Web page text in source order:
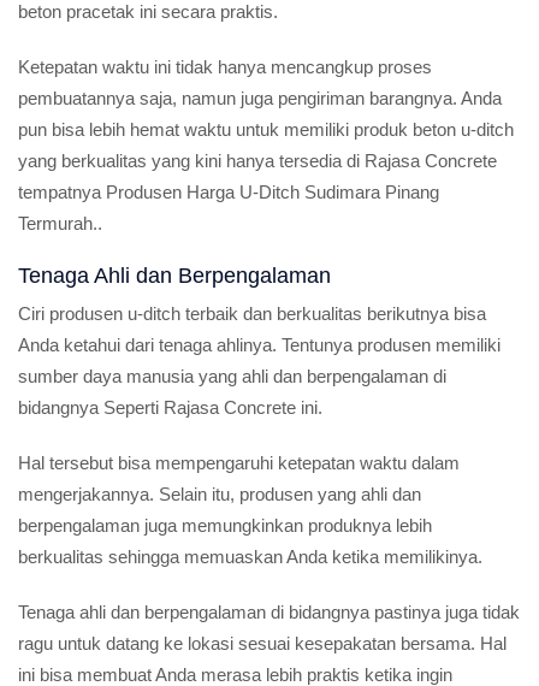
beton pracetak ini secara praktis.
Ketepatan waktu ini tidak hanya mencangkup proses
pembuatannya saja, namun juga pengiriman barangnya. Anda
pun bisa lebih hemat waktu untuk memiliki produk beton u-ditch
yang berkualitas yang kini hanya tersedia di Rajasa Concrete
tempatnya Produsen Harga U-Ditch Sudimara Pinang
Termurah..
Tenaga Ahli dan Berpengalaman
Ciri produsen u-ditch terbaik dan berkualitas berikutnya bisa
Anda ketahui dari tenaga ahlinya. Tentunya produsen memiliki
sumber daya manusia yang ahli dan berpengalaman di
bidangnya Seperti Rajasa Concrete ini.
Hal tersebut bisa mempengaruhi ketepatan waktu dalam
mengerjakannya. Selain itu, produsen yang ahli dan
berpengalaman juga memungkinkan produknya lebih
berkualitas sehingga memuaskan Anda ketika memilikinya.
Tenaga ahli dan berpengalaman di bidangnya pastinya juga tidak
ragu untuk datang ke lokasi sesuai kesepakatan bersama. Hal
ini bisa membuat Anda merasa lebih praktis ketika ingin